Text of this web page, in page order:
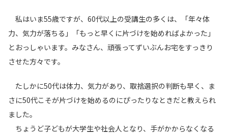
私はいま55歳ですが、60代以上の受講生の多くは、「年々体
力、気力が落ちる」「もっと早くに片づけを始めればよかった」
とおっしゃいます。みなさん、頑張ってずいぶんお宅をすっきり
させた方々です。
たしかに50代は体力、気力があり、取捨選択の判断も早く、ま
さに50代こそが片づけを始めるのにぴったりなときだと教えられ
ました。
ちょうど子どもが大学生や社会人となり、手がかからなくなる